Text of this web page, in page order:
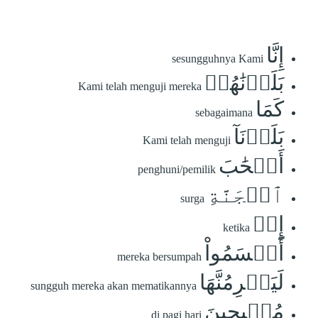
إِنَّا sesungguhnya Kami
بَلَوۡنَٰهُمۡ Kami telah menguji mereka
كَمَا sebagaimana
بَلَوۡنَآ Kami telah menguji
أَصۡحَٰبَ penghuni/pemilik
ٱلۡجَنَّةِ surga
إِذۡ ketika
أَقۡسَمُواْ mereka bersumpah
لَيَصۡرِمُنَّهَا sungguh mereka akan mematikannya
مُصۡبِحِينَ di pagi hari